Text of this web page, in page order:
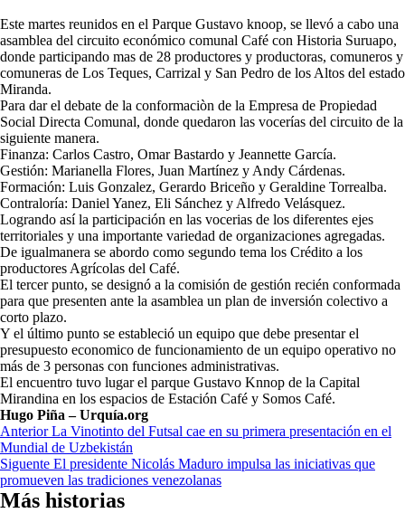
Este martes reunidos en el Parque Gustavo knoop, se llevó a cabo una
asamblea del circuito económico comunal Café con Historia Suruapo,
donde participando mas de 28 productores y productoras, comuneros y
comuneras de Los Teques, Carrizal y San Pedro de los Altos del estado
Miranda.
Para dar el debate de la conformaciòn de la Empresa de Propiedad
Social Directa Comunal, donde quedaron las vocerías del circuito de la
siguiente manera.
Finanza: Carlos Castro, Omar Bastardo y Jeannette García.
Gestión: Marianella Flores, Juan Martínez y Andy Cárdenas.
Formación: Luis Gonzalez, Gerardo Briceño y Geraldine Torrealba.
Contraloría: Daniel Yanez, Eli Sánchez y Alfredo Velásquez.
Logrando así la participación en las vocerias de los diferentes ejes
territoriales y una importante variedad de organizaciones agregadas.
De igualmanera se abordo como segundo tema los Crédito a los
productores Agrícolas del Café.
El tercer punto, se designó a la comisión de gestión recién conformada
para que presenten ante la asamblea un plan de inversión colectivo a
corto plazo.
Y el último punto se estableció un equipo que debe presentar el
presupuesto economico de funcionamiento de un equipo operativo no
más de 3 personas con funciones administrativas.
El encuentro tuvo lugar el parque Gustavo Knnop de la Capital
Mirandina en los espacios de Estación Café y Somos Café.
Hugo Piña – Urquía.org
Navegación
de
entradas
AnteriorLa Vinotinto del Futsal cae en su primera presentación en el
Mundial de Uzbekistán
Siguente El presidente Nicolás Maduro impulsa las iniciativas que
promueven las tradiciones venezolanas
Más historias